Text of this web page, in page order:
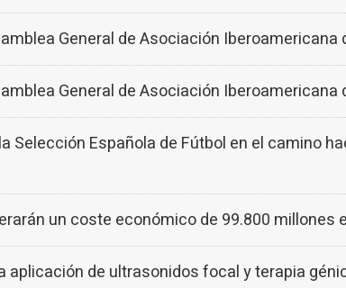
General de Asociación Iberoamericana
General de Asociación Iberoamericana
Selección Española de Fútbol en el camino
un coste económico de 99.800 millones
de ultrasonidos focal y terapia